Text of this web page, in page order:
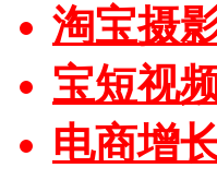
淘宝摄
宝短视
电商增